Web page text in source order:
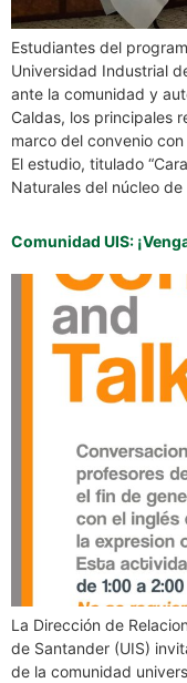
Estudiantes del
Universidad Industrial
ante la comunidad y
Caldas, los principales
marco del convenio
El estudio, titulado
Naturales del núcleo
Comunidad UIS:
La Dirección de
de Santander (UIS)
de la comunidad